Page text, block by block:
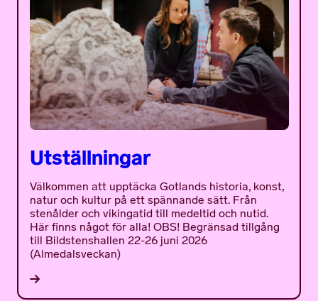
Utställningar
Välkommen att upptäcka Gotlands historia, konst,
natur och kultur på ett spännande sätt. Från
stenålder och vikingatid till medeltid och nutid.
Här finns något för alla! OBS! Begränsad tillgång
till Bildstenshallen 22-26 juni 2026
(Almedalsveckan)